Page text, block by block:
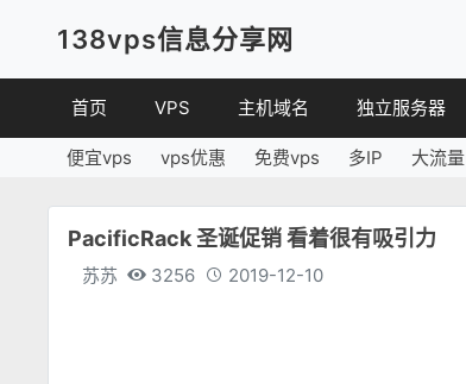
138vps信息分享网
首页 VPS
VPS优惠
VPS评测
主机域名
域名
独立服务器
便宜vps vps优惠 免费vps 多IP 大流量
PacificRack 圣诞促销 看着很有吸引力
苏苏 3256 2019-12-10